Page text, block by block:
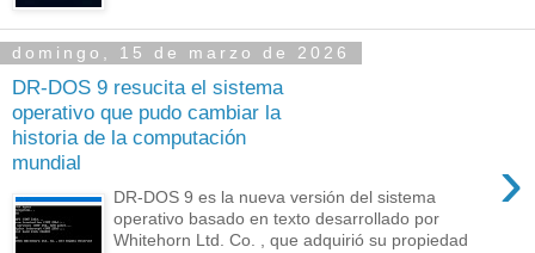
domingo, 15 de marzo de 2026
DR-DOS 9 resucita el sistema
operativo que pudo cambiar la
historia de la computación
mundial
›
DR-DOS 9 es la nueva versión del sistema
operativo basado en texto desarrollado por
Whitehorn Ltd. Co. , que adquirió su propiedad